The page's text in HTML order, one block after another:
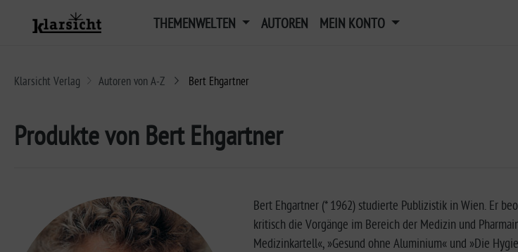
THEMENWELTEN AUTOREN MEIN KONTO
Klarsicht Verlag Autoren von A-Z Bert Ehgartner
Produkte von Bert Ehgartner
Bert Ehgartner (* 1962) studierte Publizistik in Wien. Er
kritisch die Vorgänge im Bereich der Medizin und
Medizinkartell«, »Gesund ohne Aluminium« und »Die